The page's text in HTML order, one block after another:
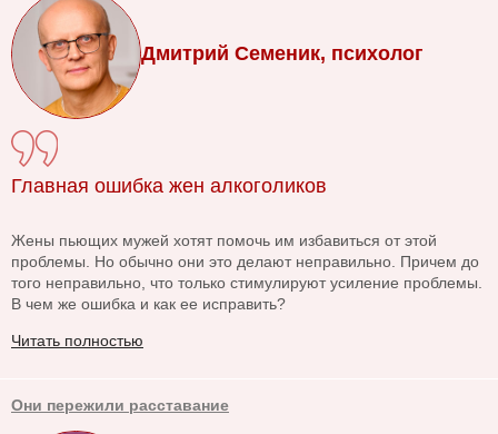
Дмитрий Семеник, психолог
Главная ошибка жен алкоголиков
Жены пьющих мужей хотят помочь им избавиться от этой
проблемы. Но обычно они это делают неправильно. Причем до
того неправильно, что только стимулируют усиление проблемы.
В чем же ошибка и как ее исправить?
Читать полностью
Они пережили расставание